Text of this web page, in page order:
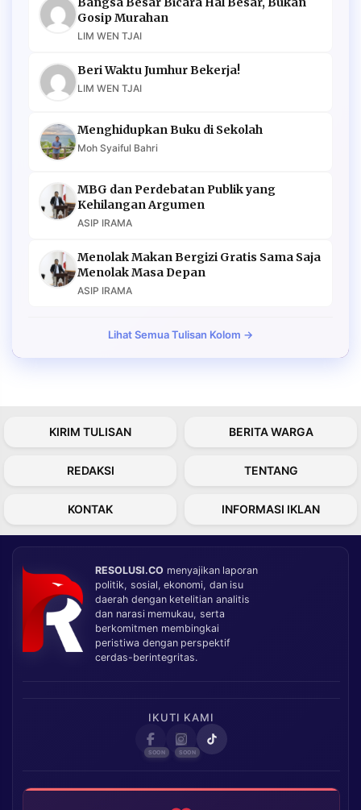
Gosip Murahan
LIM WEN TJAI
Beri Waktu Jumhur Bekerja!
LIM WEN TJAI
Menghidupkan Buku di Sekolah
Moh Syaiful Bahri
MBG dan Perdebatan Publik yang
Kehilangan Argumen
ASIP IRAMA
Menolak Makan Bergizi Gratis Sama Saja
Menolak Masa Depan
ASIP IRAMA
Lihat Semua Tulisan Kolom →
KIRIM TULISAN BERITA WARGA
REDAKSI TENTANG
KONTAK INFORMASI IKLAN
RESOLUSI.CO menyajikan laporan
politik, sosial, ekonomi, dan isu
daerah dengan ketelitian analitis
dan narasi memukau, serta
berkomitmen membingkai
peristiwa dengan perspektif
cerdas-berintegritas.
IKUTI KAMI